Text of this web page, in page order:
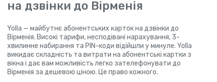
на дзвінки до Вірменія
Yolla — майбутнє абонентських карток на дзвінки до
Вірменія. Високі тарифи, несподівані нарахування, 3-
хвилинне набирання та PIN-коди відійшли у минуле. Yolla
викидає складність та витрати на абонентські картки з
вікна і дає вам можливість легко зателефонувати до
Вірменія за дешевою ціною. Це право кожного.